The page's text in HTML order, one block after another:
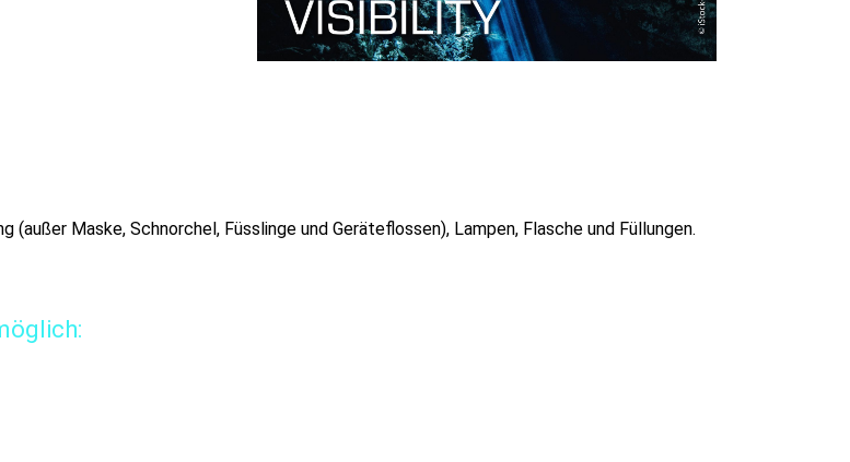
Maske, Schnorchel, Füsslinge und Geräteflossen), Lampen, Flasche und Füllungen.